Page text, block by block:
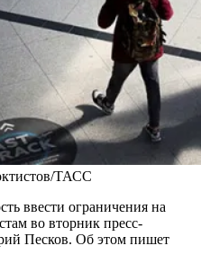
ТАСС
ввести ограничения на
во вторник пресс-
Песков. Об этом пишет